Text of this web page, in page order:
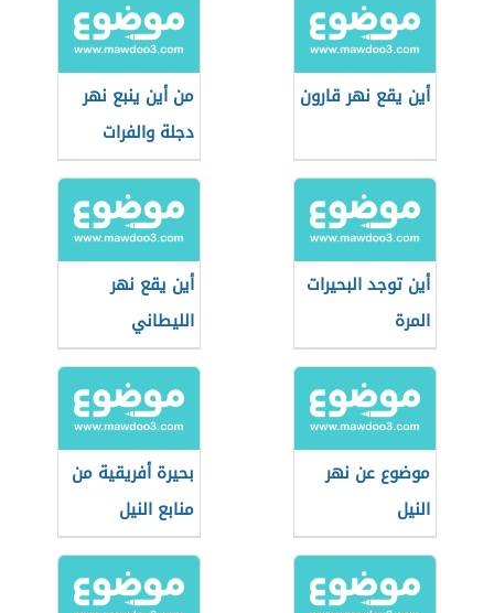
أين يقع نهر قارون
من أين ينبع نهر
دجلة والفرات
أين توجد البحيرات
المرة
أين يقع نهر
الليطاني
موضوع عن نهر
النيل
بحيرة أفريقية من
منابع النيل